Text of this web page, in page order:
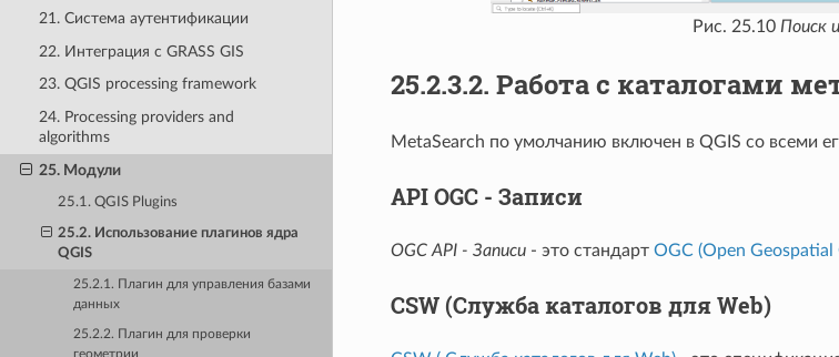
21. Система аутентификации
22. Интеграция с GRASS GIS
23. QGIS processing framework
24. Processing providers and
algorithms
25. Модули
25.1. QGIS Plugins
25.2. Использование плагинов ядра
QGIS
25.2.1. Плагин для управления базами
данных
25.2.2. Плагин для проверки
Рис. 25.10 Поиск
25.2.3.2. Работа с каталогами
MetaSearch по умолчанию включен в QGIS со всеми
API OGC - Записи
OGC API - Записи- это стандарт OGC (Open
CSW (Служба каталогов для Web)